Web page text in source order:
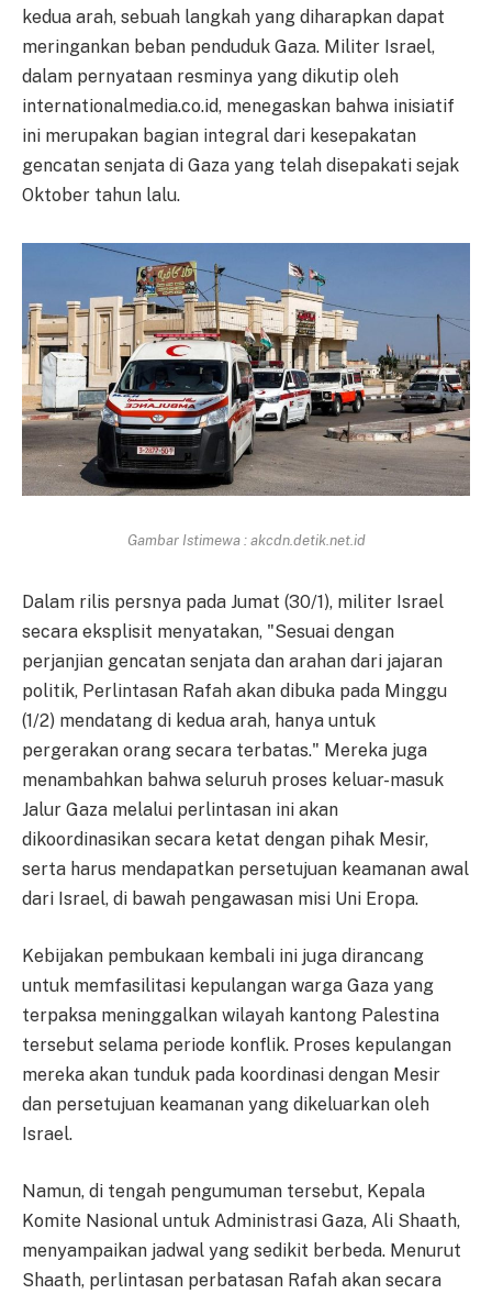
kedua arah, sebuah langkah yang diharapkan dapat
meringankan beban penduduk Gaza. Militer Israel,
dalam pernyataan resminya yang dikutip oleh
internationalmedia.co.id, menegaskan bahwa inisiatif
ini merupakan bagian integral dari kesepakatan
gencatan senjata di Gaza yang telah disepakati sejak
Oktober tahun lalu.
Gambar Istimewa : akcdn.detik.net.id
Dalam rilis persnya pada Jumat (30/1), militer Israel
secara eksplisit menyatakan, "Sesuai dengan
perjanjian gencatan senjata dan arahan dari jajaran
politik, Perlintasan Rafah akan dibuka pada Minggu
(1/2) mendatang di kedua arah, hanya untuk
pergerakan orang secara terbatas." Mereka juga
menambahkan bahwa seluruh proses keluar-masuk
Jalur Gaza melalui perlintasan ini akan
dikoordinasikan secara ketat dengan pihak Mesir,
serta harus mendapatkan persetujuan keamanan awal
dari Israel, di bawah pengawasan misi Uni Eropa.
Kebijakan pembukaan kembali ini juga dirancang
untuk memfasilitasi kepulangan warga Gaza yang
terpaksa meninggalkan wilayah kantong Palestina
tersebut selama periode konflik. Proses kepulangan
mereka akan tunduk pada koordinasi dengan Mesir
dan persetujuan keamanan yang dikeluarkan oleh
Israel.
Namun, di tengah pengumuman tersebut, Kepala
Komite Nasional untuk Administrasi Gaza, Ali Shaath,
menyampaikan jadwal yang sedikit berbeda. Menurut
Shaath, perlintasan perbatasan Rafah akan secara